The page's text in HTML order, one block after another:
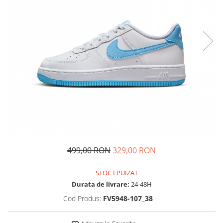
Pantaloni scurti Copii
Accesorii
Ingrijire incaltaminte
499,00 RON329,00 RON
STOC EPUIZAT
Durata de livrare: 24-48H
Cod Produs: FV5948-107_38